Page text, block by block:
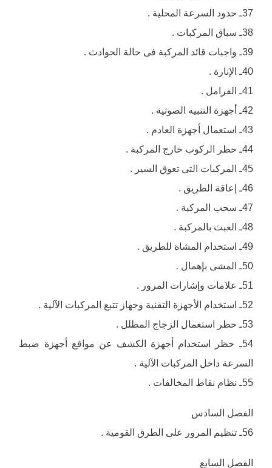
37ـ حدود السرعة المحلية .
38ـ سباق المركبات .
39ـ واجبات قائد المركبة فى حالة الحوادث .
40ـ الإنارة .
41ـ الفرامل .
42ـ أجهزة التنبيه الصوتية .
43ـ استعمال أجهزة العادم .
44ـ حظر الركوب خارج المركبة .
45ـ المركبات التى تعوق السير .
46ـ إعاقة الطريق .
47ـ سحب المركبة .
48ـ العبث بالمركبة .
49ـ استخدام المشاة للطريق .
50ـ المشى بإهمال .
51ـ علامات وإشارات المرور .
52ـ استخدام الأجهزة التقنية وجهاز تتبع المركبات الآلية .
53ـ حظر استعمال الزجاج المظلل .
54ـ حظر استخدام أجهزة الكشف عن مواقع أجهزة ضبط
السرعة داخل المركبات الآلية .
55ـ نظام نقاط المخالفات .
الفصل السادس
56ـ تنظيم المرور على الطرق القومية .
الفصل السابع